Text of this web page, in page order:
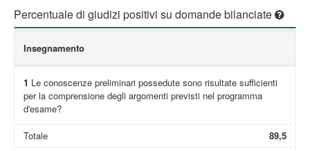
Percentuale di giudizi positivi su domande bilanciate
Insegnamento
1 Le conoscenze preliminari possedute sono risultate sufficienti
per la comprensione degli argomenti previsti nel programma
d'esame?
Totale
89,5